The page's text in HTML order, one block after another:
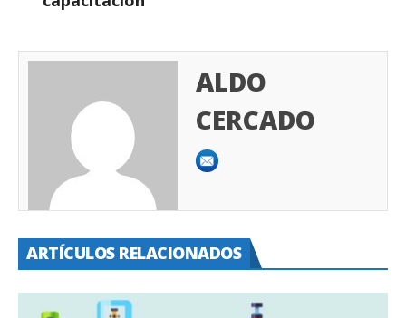
ALDO
CERCADO
ARTÍCULOS RELACIONADOS